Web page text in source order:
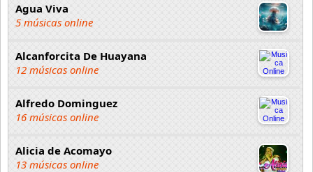
Agua Viva
5 músicas online
Alcanforcita De Huayana
12 músicas online
Alfredo Dominguez
16 músicas online
Alicia de Acomayo
13 músicas online